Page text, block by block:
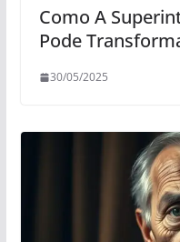
Como A
Pode
30/05/2025